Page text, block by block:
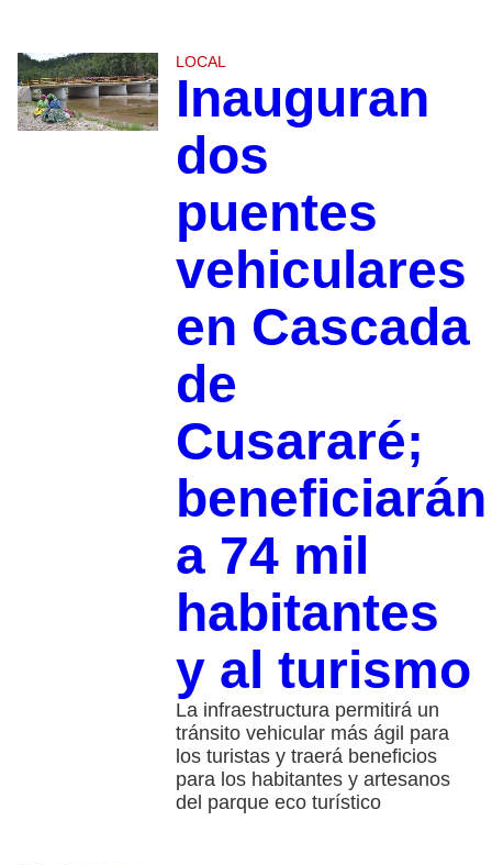
LOCAL
Inauguran
dos
puentes
vehiculares
en Cascada
de
Cusararé;
beneficiarán
a 74 mil
habitantes
y al turismo
La infraestructura permitirá un
tránsito vehicular más ágil para
los turistas y traerá beneficios
para los habitantes y artesanos
del parque eco turístico